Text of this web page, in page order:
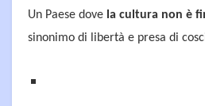
Un Paese dove la cultura non è
sinonimo di libertà e presa di